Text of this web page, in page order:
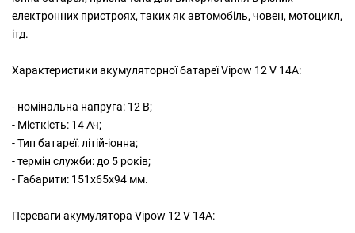
електронних пристроях, таких як автомобіль, човен, мотоцикл,
ітд.
Характеристики акумуляторної батареї Vipow 12 V 14A:
- номінальна напруга: 12 В;
- Місткість: 14 Ач;
- Тип батареї: літій-іонна;
- термін служби: до 5 років;
- Габарити: 151х65х94 мм.
Переваги акумулятора Vipow 12 V 14A: